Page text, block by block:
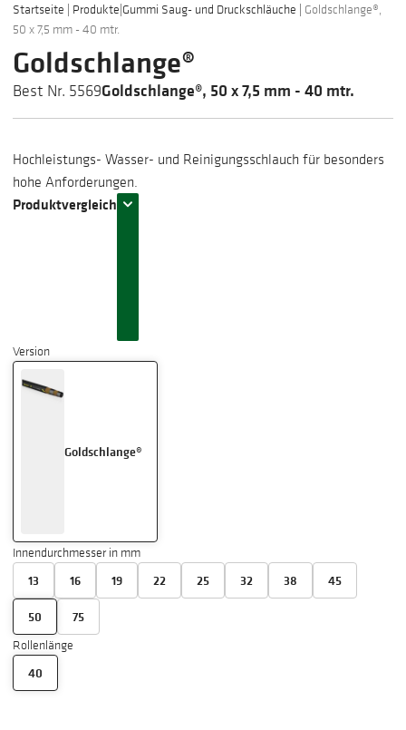
Startseite | Produkte|Gummi Saug- und Druckschläuche | Goldschlange®,
50 x 7,5 mm - 40 mtr.
Goldschlange®
Best Nr. 5569Goldschlange®, 50 x 7,5 mm - 40 mtr.
Hochleistungs- Wasser- und Reinigungsschlauch für besonders
hohe Anforderungen.
Produktvergleich
Version
Goldschlange®
Innendurchmesser in mm
13 16 19 22 25 32 38
45
50
75
Rollenlänge
40